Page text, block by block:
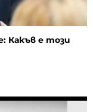
Какъв е този